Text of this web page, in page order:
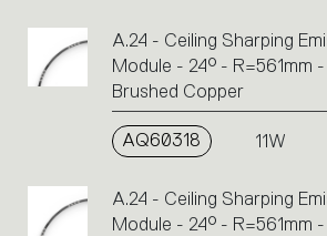
A.24 - Ceiling Sharping
Module - 24° - R=561mm
Brushed Copper
AQ60318 11W
A.24 - Ceiling Sharping
Module - 24° - R=561mm